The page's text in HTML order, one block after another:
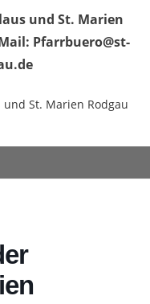
und St. Marien
Pfarrbuero@st-